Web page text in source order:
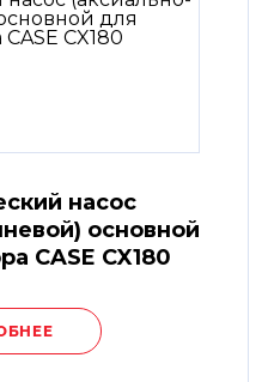
насос
основной
CASE CX180